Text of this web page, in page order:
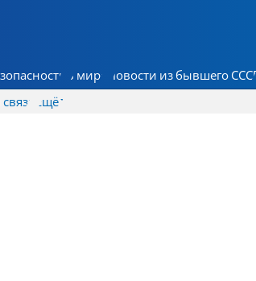
В мире Новости из бывшего СССР
Ещё